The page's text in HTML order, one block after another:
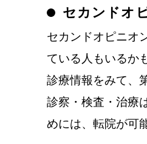
セカンドオ
セカンドオピニオ
ている人もいるか
診療情報をみて、
診察・検査・治療
めには、転院が可